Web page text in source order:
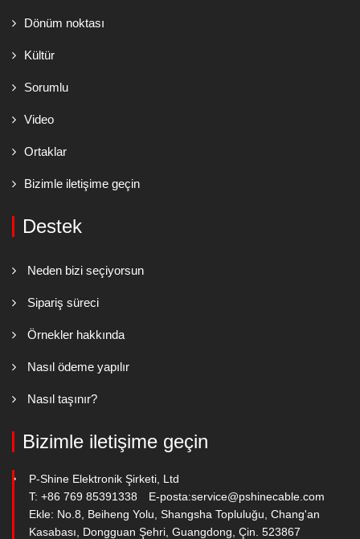
Dönüm noktası
Kültür
Sorumlu
Video
Ortaklar
Bizimle iletişime geçin
Destek
Neden bizi seçiyorsun
Sipariş süreci
Örnekler hakkında
Nasıl ödeme yapılır
Nasıl taşınır?
Bizimle iletişime geçin
P-Shine Elektronik Şirketi, Ltd
T: +86 769 85391338
E-posta:service@pshinecable.com
Ekle: No.8, Beiheng Yolu, Shangsha Topluluğu, Chang'an
Kasabası, Dongguan Şehri, Guangdong, Çin. 523867